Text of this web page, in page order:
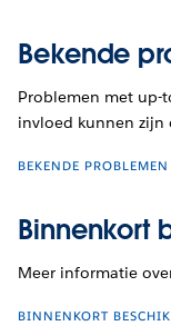
Bekende
Problemen met up-
invloed kunnen
BEKENDE PROBLEMEN
Binnenkort
Meer informatie
BINNENKORT